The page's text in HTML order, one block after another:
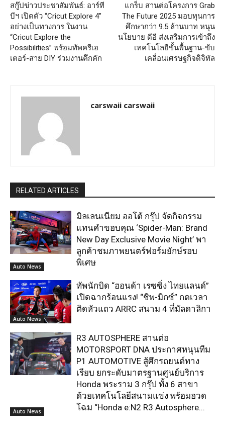
สกู๊ปข่าวประชาสัมพันธ์: อาร์ที
บีฯ เปิดตัว “Cricut Explore 4”
อย่างเป็นทางการ ในงาน
“Cricut Explore the
Possibilities” พร้อมทัพครีเอ
เตอร์-สาย DIY ร่วมงานคึกคัก
แกร็บ สานต่อโครงการ Grab
The Future 2025 มอบทุนการ
ศึกษากว่า 9.5 ล้านบาท หนุน
นโยบาย ดีอี ส่งเสริมการเข้าถึง
เทคโนโลยีขั้นพื้นฐาน-ขับ
เคลื่อนเศรษฐกิจดิจิทัล
carswaii carswaii
RELATED ARTICLES
Auto News
มิลเลนเนียม ออโต้ กรุ๊ป จัดกิจกรรม
แทนคำขอบคุณ ‘Spider-Man: Brand
New Day Exclusive Movie Night’ พา
ลูกค้าชมภาพยนตร์ฟอร์มยักษ์รอบ
พิเศษ
Auto News
ทัพนักบิด “ฮอนด้า เรซซิ่ง ไทยแลนด์”
เปิดฉากร้อนแรง! “ชิพ-มิกซ์” กดเวลา
ติดหัวแถว ARRC สนาม 4 ที่มัลดาลิกา
Auto News
R3 AUTOSPHERE สานต่อ
MOTORSPORT DNA ประกาศหนุนทีม
P1 AUTOMOTIVE สู้ศึกรถยนต์ทาง
เรียบ ยกระดับมาตรฐานศูนย์บริการ
Honda พระราม 3 กรุ๊ป ทั้ง 6 สาขา
ด้วยเทคโนโลยีสนามแข่ง พร้อมอวด
โฉม “Honda e:N2 R3 Autosphere...